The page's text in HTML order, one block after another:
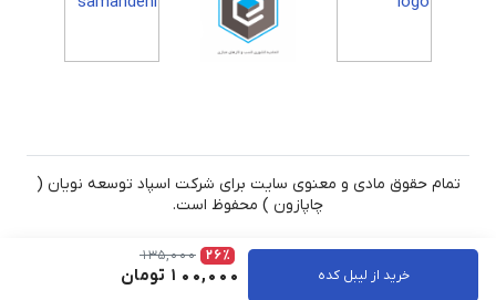
خرید از لیبل کده
26٪ 135,000
100,000 تومان
تمام حقوق مادی و معنوی سایت برای شرکت اسپاد توسعه نویان (
چاپازون ) محفوظ است.